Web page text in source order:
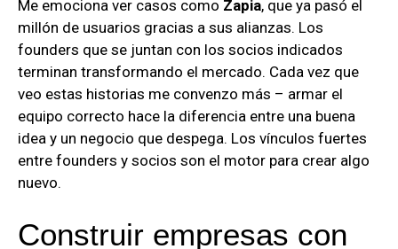
Me emociona ver casos como Zapia, que ya pasó el
millón de usuarios gracias a sus alianzas. Los
founders que se juntan con los socios indicados
terminan transformando el mercado. Cada vez que
veo estas historias me convenzo más – armar el
equipo correcto hace la diferencia entre una buena
idea y un negocio que despega. Los vínculos fuertes
entre founders y socios son el motor para crear algo
nuevo.
Construir empresas con